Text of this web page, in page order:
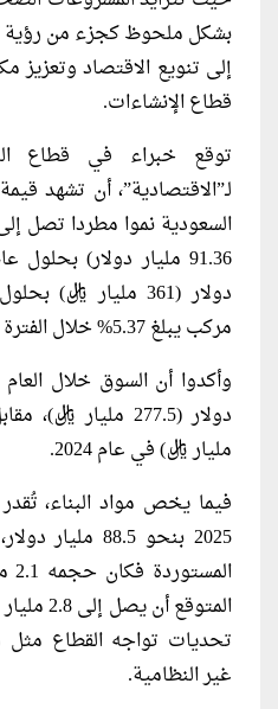
إلى تنويع الاقتصاد وتعزيز
قطاع الإنشاءات.
توقع خبراء في قطاع
لـ”الاقتصادية”، أن تشهد
مركب يبلغ 5.37% خلال الفترة ما بين 2025 و2030.
مليار ريال) في عام 2024.
فيما يخص مواد البناء،
2025 بنحو 88.5
تحديات تواجه القطاع مثل
غير النظامية.